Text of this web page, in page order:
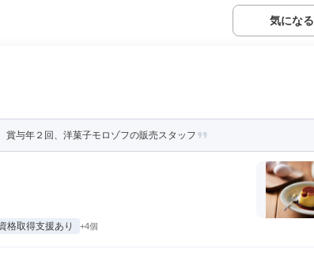
気になる
与年２回、洋菓子モロゾフの販売スタッフ
格取得支援あり +4個